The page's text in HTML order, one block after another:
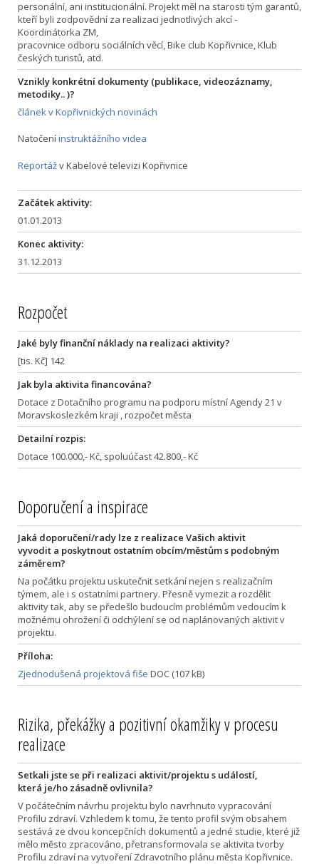
personální, ani institucionální. Projekt měl na starosti tým garantů,
kteří byli zodpovědní za realizaci jednotlivých akcí -
Koordinátorka ZM,
pracovnice odboru sociálních věcí, Bike club Kopřivnice, Klub
českých turistů, atd.
Vznikly konkrétní dokumenty (publikace, videozáznamy,
metodiky.. )?
článek v Kopřivnických novinách
Natočeníinstruktážního videa
Reportážv Kabelové televizi Kopřivnice
Začátek aktivity:
01.01.2013
Konec aktivity:
31.12.2013
Rozpočet
Jaké byly finanční náklady na realizaci aktivity?
[tis. Kč] 142
Jak byla aktivita financována?
Dotace z Dotačního programu na podporu místní Agendy 21 v
Moravskoslezkém kraji , rozpočet města
Detailní rozpis:
Dotace 100.000,- Kč, spoluúčast 42.800,- Kč
Doporučení a inspirace
Jaká doporučení/rady lze z realizace Vašich aktivit
vyvodit a poskytnout ostatním obcím/městům s podobným
záměrem?
Na počátku projektu uskutečnit setkání nejen s realizačním
týmem, ale i s ostatními partnery. Přesně vymezit a rozdělit
aktivity tak, aby se předešlo budoucím problémům vedoucím k
možnému ohrožení či odchýlení se od naplánovaných aktivit v
projektu.
Příloha:
Zjednodušená projektová fiše DOC (107 kB)
Rizika, překážky a pozitivní okamžiky v procesu
realizace
Setkali jste se při realizaci aktivit/projektu s událostí,
která je/ho zásadně ovlivnila?
V počátečním návrhu projektu bylo navrhnuto vypracování
Profilu zdraví. Vzhledem k tomu, že tento profil svým obsahem
sestává ze dvou koncepčních dokumentů a jedné studie, které již
mělo město zpracováno, přetransformovala se aktivita tvorby
Profilu zdraví na vytvoření Zdravotního plánu města Kopřivnice.